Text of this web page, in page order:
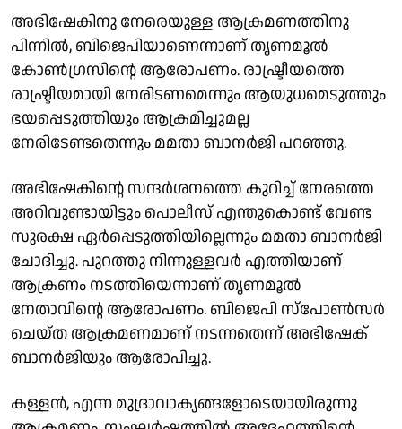
അഭിഷേകിനു നേരെയുള്ള ആക്രമണത്തിനു
പിന്നില്‍, ബിജെപിയാണെന്നാണ് തൃണമൂല്‍
കോണ്‍ഗ്രസിന്റെ ആരോപണം. രാഷ്ട്രീയത്തെ
രാഷ്ട്രീയമായി നേരിടണമെന്നും ആയുധമെടുത്തും
ഭയപ്പെടുത്തിയും ആക്രമിച്ചുമല്ല
നേരിടേണ്ടതെന്നും മമതാ ബാനര്‍ജി പറഞ്ഞു.
അഭിഷേകിന്റെ സന്ദര്‍ശനത്തെ കുറിച്ച് നേരത്തെ
അറിവുണ്ടായിട്ടും പൊലീസ് എന്തുകൊണ്ട് വേണ്ട
സുരക്ഷ ഏര്‍പ്പെടുത്തിയില്ലെന്നും മമതാ ബാനര്‍ജി
ചോദിച്ചു. പുറത്തു നിന്നുള്ളവര്‍ എത്തിയാണ്
ആക്രണം നടത്തിയെന്നാണ് തൃണമൂല്‍
നേതാവിന്റെ ആരോപണം. ബിജെപി സ്‌പോണ്‍സര്‍
ചെയ്ത ആക്രമണമാണ് നടന്നതെന്ന് അഭിഷേക്
ബാനര്‍ജിയും ആരോപിച്ചു.
കള്ളന്‍, എന്ന മുദ്രാവാക്യങ്ങളോടെയായിരുന്നു